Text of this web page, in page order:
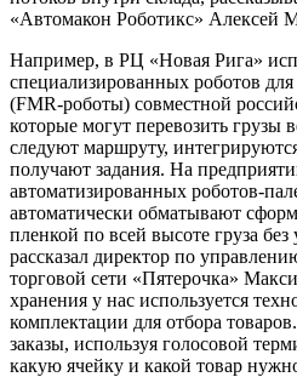
«Автомакон Роботикс» Алексей
Например, в РЦ «Новая Рига»
специализированных роботов
(FMR-роботы) совместной
которые могут перевозить грузы
следуют маршруту,
получают задания. На
автоматизированных роботов-
автоматически обматывают
пленкой по всей высоте груза без
рассказал директор по
торговой сети «Пятерочка»
хранения у нас используется
комплектации для отбора
заказы, используя голосовой
какую ячейку и какой товар